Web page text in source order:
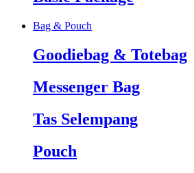
Bag & Pouch
Goodiebag & Totebag
Messenger Bag
Tas Selempang
Pouch